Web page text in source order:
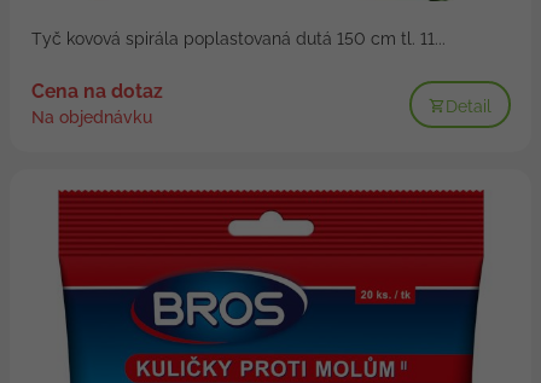
Tyč kovová spirála poplastovaná dutá 150 cm tl. 11...
Cena na dotaz
Na objednávku
Detail